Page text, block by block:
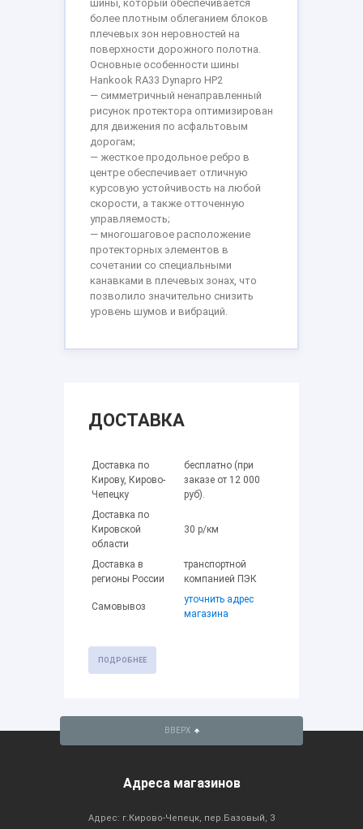
шины, который обеспечивается
более плотным облеганием блоков
плечевых зон неровностей на
поверхности дорожного полотна.
Основные особенности шины
Hankook RA33 Dynapro HP2
— симметричный ненаправленный
рисунок протектора оптимизирован
для движения по асфальтовым
дорогам;
— жесткое продольное ребро в
центре обеспечивает отличную
курсовую устойчивость на любой
скорости, а также отточенную
управляемость;
— многошаговое расположение
протекторных элементов в
сочетании со специальными
канавками в плечевых зонах, что
позволило значительно снизить
уровень шумов и вибраций.
ДОСТАВКА
Доставка по
Кирову, Кирово-
Чепецку
бесплатно (при
заказе от 12 000
руб).
Доставка по
Кировской
области
30 р/км
Доставка в
регионы России
транспортной
компанией ПЭК
Самовывоз
уточнить адрес
магазина
ПОДРОБНЕЕ
ВВЕРХ
Адреса магазинов
Адрес: г.Кирово-Чепецк, пер.Базовый, 3